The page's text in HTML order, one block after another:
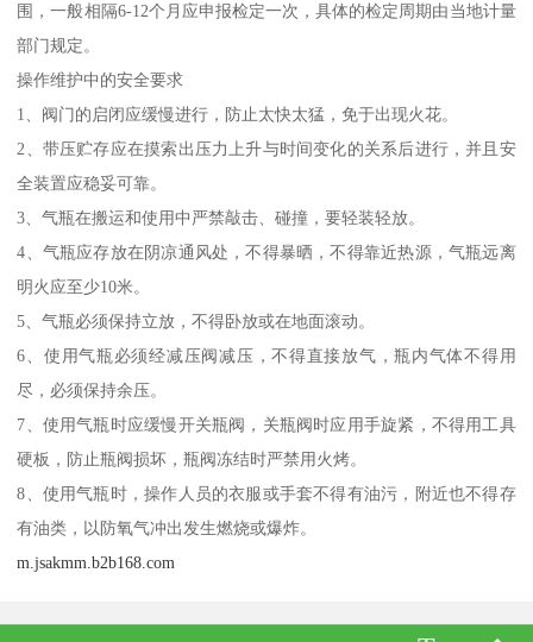
围，一般相隔6-12个月应申报检定一次，具体的检定周期由当地计量
部门规定。
操作维护中的安全要求
1、阀门的启闭应缓慢进行，防止太快太猛，免于出现火花。
2、带压贮存应在摸索出压力上升与时间变化的关系后进行，并且安
全装置应稳妥可靠。
3、气瓶在搬运和使用中严禁敲击、碰撞，要轻装轻放。
4、气瓶应存放在阴凉通风处，不得暴晒，不得靠近热源，气瓶远离
明火应至少10米。
5、气瓶必须保持立放，不得卧放或在地面滚动。
6、使用气瓶必须经减压阀减压，不得直接放气，瓶内气体不得用
尽，必须保持余压。
7、使用气瓶时应缓慢开关瓶阀，关瓶阀时应用手旋紧，不得用工具
硬板，防止瓶阀损坏，瓶阀冻结时严禁用火烤。
8、使用气瓶时，操作人员的衣服或手套不得有油污，附近也不得存
有油类，以防氧气冲出发生燃烧或爆炸。
m.jsakmm.b2b168.com